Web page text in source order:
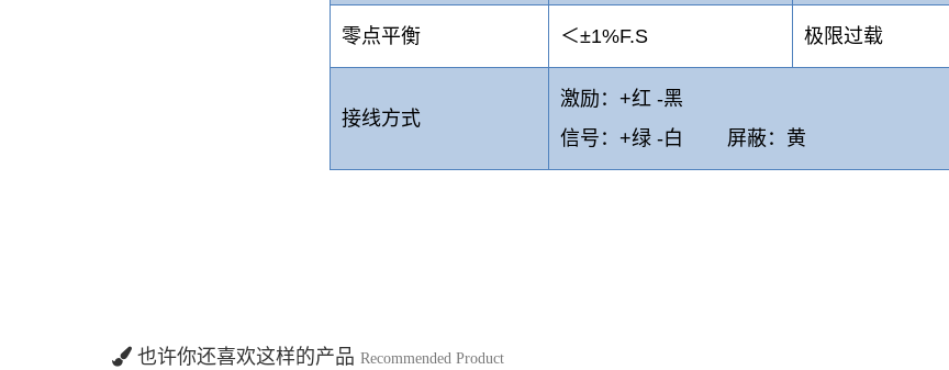
零点平衡 ＜±1%F.S 极限过载
接线方式
激励：+红 -黑
信号：+绿 -白 屏蔽：黄
也许你还喜欢这样的产品 Recommended Product